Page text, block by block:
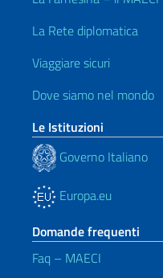
La Rete diplomatica
Viaggiare sicuri
Dove siamo nel mondo
Le Istituzioni
Governo Italiano
Europa.eu
Domande frequenti
Faq – MAECI